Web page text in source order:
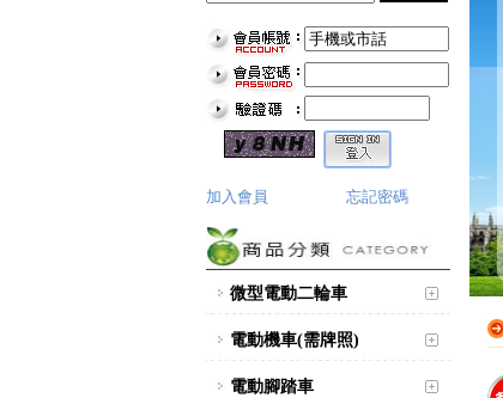
加入會員 忘記密碼
微型電動二輪車
電動機車(需牌照)
電動腳踏車